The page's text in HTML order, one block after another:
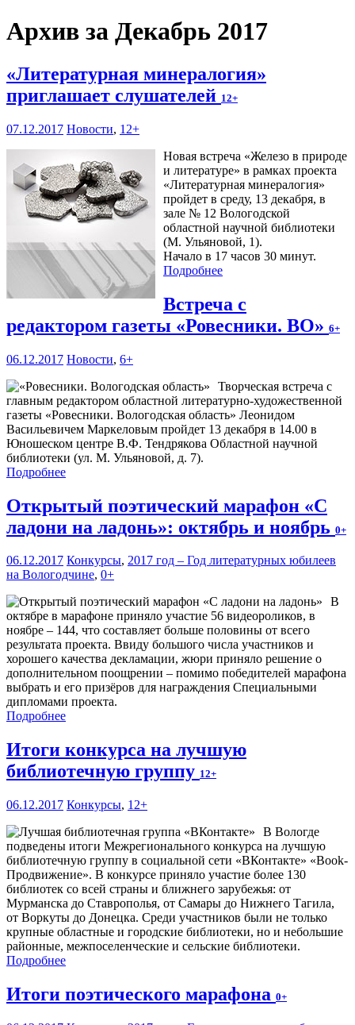
Архив за Декабрь 2017
«Литературная минералогия»
приглашает слушателей 12+
07.12.2017 Новости, 12+
Новая встреча «Железо в природе
и литературе» в рамках проекта
«Литературная минералогия»
пройдет в среду, 13 декабря, в
зале № 12 Вологодской
областной научной библиотеки
(М. Ульяновой, 1).
Начало в 17 часов 30 минут.
Подробнее
Встреча с
редактором газеты «Ровесники. ВО» 6+
06.12.2017 Новости, 6+
Творческая встреча с
главным редактором областной литературно-художественной
газеты «Ровесники. Вологодская область» Леонидом
Васильевичем Маркеловым пройдет 13 декабря в 14.00 в
Юношеском центре В.Ф. Тендрякова Областной научной
библиотеки (ул. М. Ульяновой, д. 7).
Подробнее
Открытый поэтический марафон «С
ладони на ладонь»: октябрь и ноябрь 0+
06.12.2017 Конкурсы, 2017 год – Год литературных юбилеев
на Вологодчине, 0+
В
октябре в марафоне приняло участие 56 видеороликов, в
ноябре – 144, что составляет больше половины от всего
результата проекта. Ввиду большого числа участников и
хорошего качества декламации, жюри приняло решение о
дополнительном поощрении – помимо победителей марафона
выбрать и его призёров для награждения Специальными
дипломами проекта.
Подробнее
Итоги конкурса на лучшую
библиотечную группу 12+
06.12.2017 Конкурсы, 12+
В Вологде
подведены итоги Межрегионального конкурса на лучшую
библиотечную группу в социальной сети «ВКонтакте» «Book-
Продвижение». В конкурсе приняло участие более 130
библиотек со всей страны и ближнего зарубежья: от
Мурманска до Ставрополья, от Самары до Нижнего Тагила,
от Воркуты до Донецка. Среди участников были не только
крупные областные и городские библиотеки, но и небольшие
районные, межпоселенческие и сельские библиотеки.
Подробнее
Итоги поэтического марафона 0+